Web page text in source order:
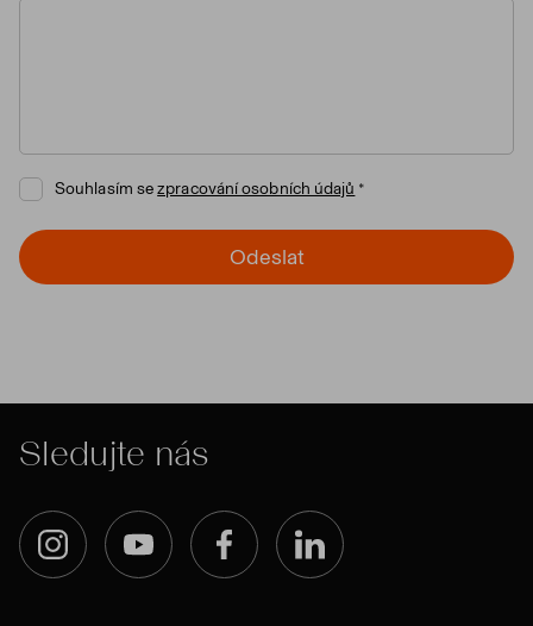
Souhlasím sezpracování osobních údajů
Odeslat
Sledujte nás
InstagramYouTube FacebookLinkedIn